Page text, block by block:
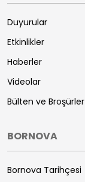
Duyurular
Etkinlikler
Haberler
Videolar
Bülten ve Broşürler
BORNOVA
Bornova Tarihçesi